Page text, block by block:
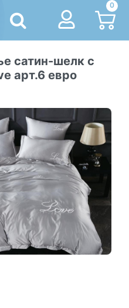
0
сатин-шелк с
арт.6 евро